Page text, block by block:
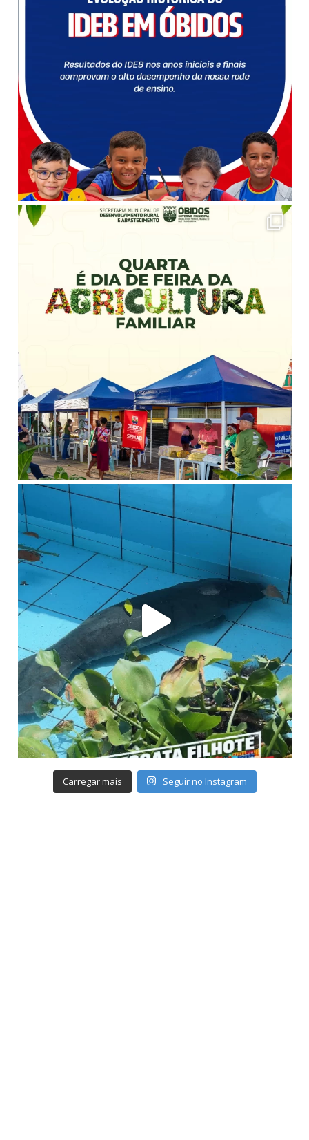
Carregar mais Seguir no Instagram